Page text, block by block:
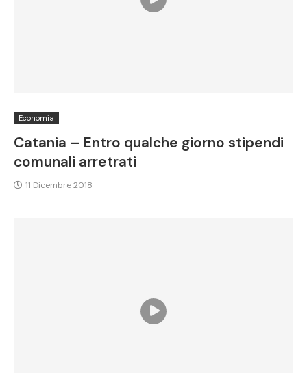
Economia
Catania – Entro qualche giorno stipendi
comunali arretrati
11 Dicembre 2018